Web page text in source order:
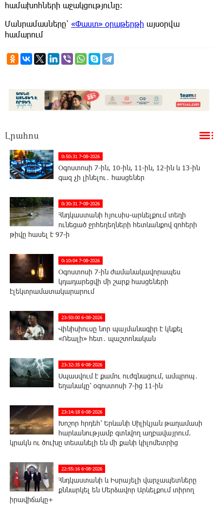
համախոհների աջակցությունը։
Մանրամասները՝ «Փաստ» օրաթերթի այսօրվա
համարում
Լրահոս
0:50:31 7-08-2026
Օգոստոսի 7-ին, 10-ին, 11-ին, 12-ին և 13-ին
գազ չի լինելու․ հասցեներ
0:30:31 7-08-2026
Հնդկաստանի հյուսիս-արևելքում տեղի
ունեցած ջրհեղեղների հետևանքով զոհերի
թիվը հասել է 97-ի
0:10:04 7-08-2026
Օգոստոսի 7-ին ժամանակավորապես
կդադարեցվի մի շարք հասցեների
էլեկտրամատակարարում
23:50:00 6-08-2026
Վինիսիուսը նոր պայմանագիր է կնքել
«Ռեալի» հետ․ պաշտոնական
23:32:35 6-08-2026
Սպասվում է քամու ուժգնացում, ամպրոպ․
եղանակը՝ օգոստոսի 7-ից 11-ին
23:14:18 6-08-2026
Խոշոր հրդեհ՝ Երևանի Սիլիկյան թաղամասի
հարևանությամբ գտնվող աղբավայրում.
կրակն ու ծուխը տեսանելի են մի քանի կիլոմետրից
22:55:16 6-08-2026
Հնդկաստանի և Իսրայելի վարչապետները
քննարկել են Մերձավոր Արևելքում տիրող
իրավիճակը+